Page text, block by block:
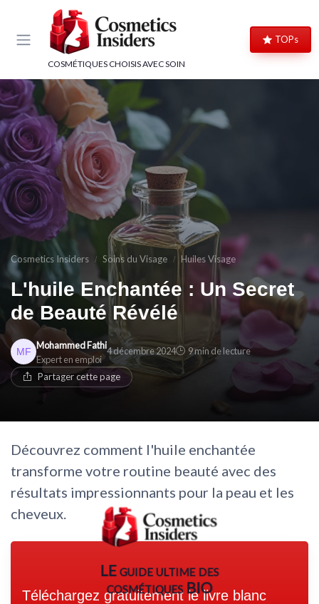
COSMÉTIQUES CHOISIS AVEC SOIN
TOPs
Cosmetics Insiders Soins du Visage Huiles Visage
L'huile Enchantée : Un Secret
de Beauté Révélé
Mohammed Fathi
Expert en emploi
4 décembre 2024 9 min de lecture
Partager cette page
Découvrez comment l'huile enchantée
transforme votre routine beauté avec des
résultats impressionnants pour la peau et les
cheveux.
LE guide ultime des
cosmétiques BIO
Téléchargez gratuitement le livre blanc
Panneau de gestion des cookies